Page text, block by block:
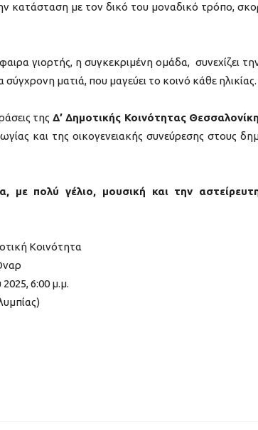
κατάσταση με τον δικό του μοναδικό τρόπο,
γιορτής, η συγκεκριμένη ομάδα, συνεχίζει
ματιά, που μαγεύει το κοινό κάθε ηλικίας.
της Δ’ Δημοτικής Κοινότητας
και της οικογενειακής συνεύρεσης στους
με πολύ γέλιο, μουσική και την
Κοινότητα
6:00 μ.μ.